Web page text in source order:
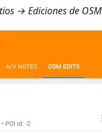
→ Ediciones de OSM